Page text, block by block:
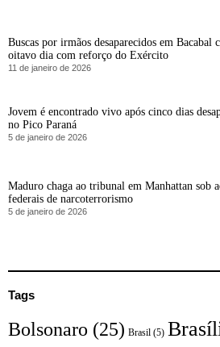
Buscas por irmãos desaparecidos em Bacabal
oitavo dia com reforço do Exército
11 de janeiro de 2026
Jovem é encontrado vivo após cinco dias
no Pico Paraná
5 de janeiro de 2026
Maduro chaga ao tribunal em Manhattan sob
federais de narcoterrorismo
5 de janeiro de 2026
Tags
Bolsonaro (25) Brasil (5)